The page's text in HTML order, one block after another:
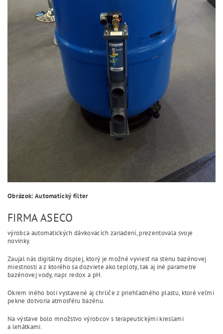
Obrázok: Automatický filter
FIRMA ASECO
výrobca automatických dávkovacích zariadení, prezentovala svoje
novinky.
Zaujal nás digitálny displej, ktorý je možné vyviesť na stenu bazénovej
miestnosti a z ktorého sa dozviete ako teploty, tak aj iné parametre
bazénovej vody, napr. redox a pH.
Okrem iného boli vystavené aj chrliče z priehľadného plastu, ktoré veľmi
pekne dotvoria atmosféru bazénu.
Na výstave bolo množstvo výrobcov s terapeutickými kreslami
a lehátkami.